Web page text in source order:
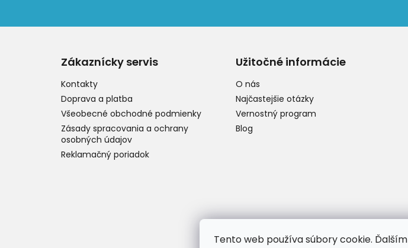
Tento web používa súbory cookie. Ďalším
Zákaznícky servis
Kontakty
Doprava a platba
Všeobecné obchodné podmienky
Zásady spracovania a ochrany
osobných údajov
Reklamačný poriadok
Užitočné informácie
O nás
Najčastejšie otázky
Vernostný program
Blog